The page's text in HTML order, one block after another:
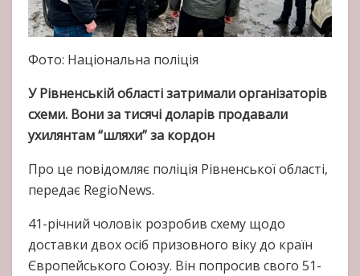
Фото: Національна поліція
У Рівненській області затримали організаторів
схеми. Вони за тисячі доларів продавали
ухилянтам “шляхи” за кордон
Про це повідомляє поліція Рівненської області,
передає RegioNews.
41-річний чоловік розробив схему щодо
доставки двох осіб призовного віку до країн
Європейського Союзу. Він попросив свого 51-